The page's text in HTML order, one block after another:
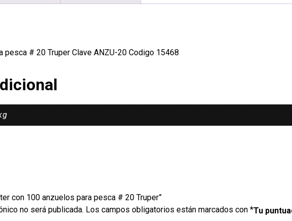
pesca # 20 Truper Clave ANZU-20 Codigo 15468
con 100 anzuelos para pesca # 20 Truper”
no será publicada. Los campos obligatorios están marcados con *Tu